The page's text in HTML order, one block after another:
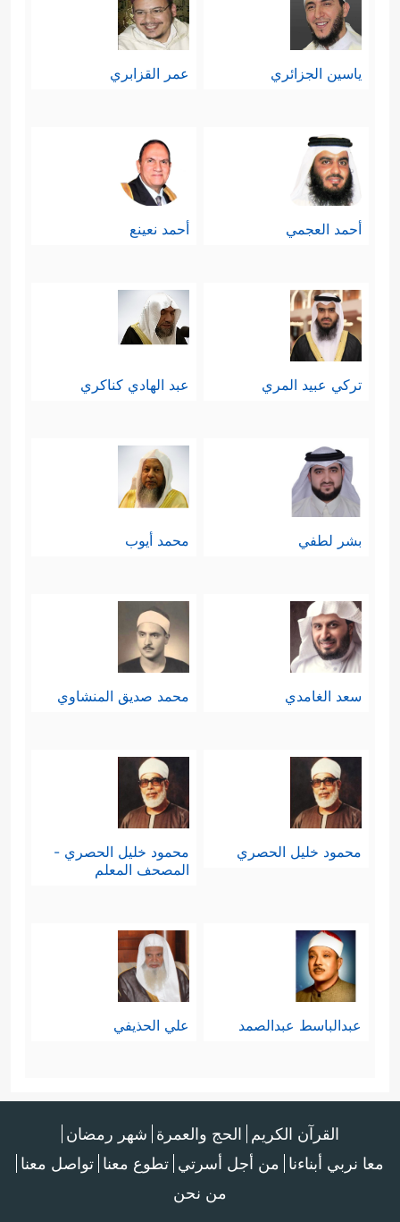
ياسين الجزائري عمر القزابري
أحمد العجمي أحمد نعينع
تركي عبيد المري عبد الهادي كناكري
بشر لطفي محمد أيوب
سعد الغامدي محمد صديق المنشاوي
محمود خليل الحصري
محمود خليل الحصري -
المصحف المعلم
عبدالباسط عبدالصمد علي الحذيفي
القرآن الكريم الحج والعمرة شهر رمضان
معا نربي أبناءنا من أجل أسرتي تطوع معنا تواصل معنا
من نحن